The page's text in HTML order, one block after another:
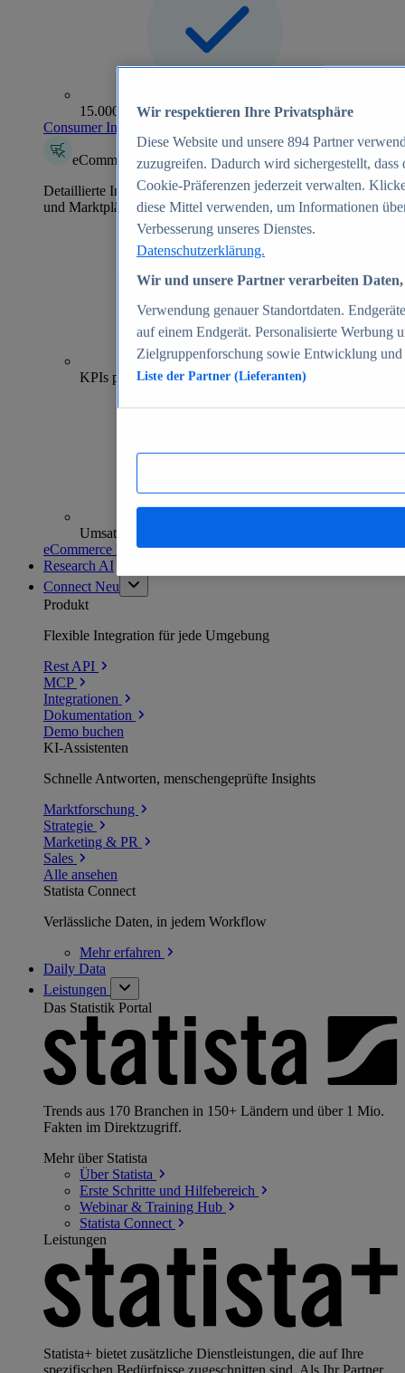
15.000+ Marken
Consumer Insights entdecken
eCommerce Insights
Detaillierte Informationen zu mehr als 39.000 Online-Shops
und Marktplätzen
70+
KPIs pro Shop
Umsatzanalysen und -prognosen
eCommerce Insights entdecken
Research AI
Connect Neu
Produkt
Flexible Integration für jede Umgebung
Rest API
MCP
Integrationen
Dokumentation
Demo buchen
KI-Assistenten
Schnelle Antworten, menschengeprüfte Insights
Marktforschung
Strategie
Marketing & PR
Sales
Alle ansehen
Statista Connect
Verlässliche Daten, in jedem Workflow
Mehrerfahren
Daily Data
Leistungen
Das Statistik Portal
Trends aus 170 Branchen in 150+ Ländern und über 1 Mio.
Fakten im Direktzugriff.
Mehr über Statista
Über Statista
Erste Schritte und Hilfebereich
Webinar & Training Hub
Statista Connect
Leistungen
Statista+ bietet zusätzliche Dienstleistungen, die auf Ihre
spezifischen Bedürfnisse zugeschnitten sind. Als Ihr Partner
Wir respektieren Ihre Privatsphäre
Diese Website und unsere 894 Partner
zuzugreifen. Dadurch wird sichergestellt,
Cookie-Präferenzen jederzeit verwalten.
diese Mittel verwenden, um Informationen
Verbesserung unseres Dienstes.
Datenschutzerklärung.
Wir und unsere Partner verarbeiten
Verwendung genauer Standortdaten.
auf einem Endgerät. Personalisierte Werbung
Zielgruppenforschung sowie Entwicklung
Liste der Partner (Lieferanten)